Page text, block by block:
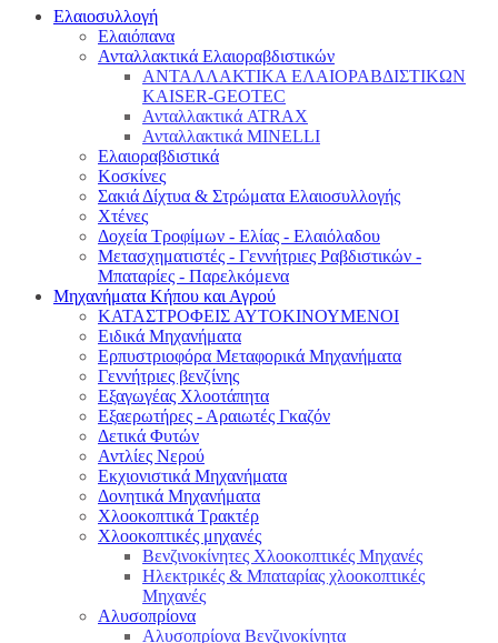
Ελαιοσυλλογή
Ελαιόπανα
Ανταλλακτικά Ελαιοραβδιστικών
ΑΝΤΑΛΛΑΚΤΙΚΑ ΕΛΑΙΟΡΑΒΔΙΣΤΙΚΩΝ
KAISER-GEOTEC
Ανταλλακτικά ATRAX
Ανταλλακτικά MINELLI
Ελαιοραβδιστικά
Κοσκίνες
Σακιά Δίχτυα & Στρώματα Ελαιοσυλλογής
Χτένες
Δοχεία Τροφίμων - Ελίας - Ελαιόλαδου
Μετασχηματιστές - Γεννήτριες Ραβδιστικών -
Μπαταρίες - Παρελκόμενα
Μηχανήματα Κήπου και Αγρού
ΚΑΤΑΣΤΡΟΦΕΙΣ ΑΥΤΟΚΙΝΟΥΜΕΝΟΙ
Ειδικά Μηχανήματα
Eρπυστριοφόρα Μεταφορικά Μηχανήματα
Γεννήτριες βενζίνης
Εξαγωγέας Χλοοτάπητα
Εξαερωτήρες - Αραιωτές Γκαζόν
Δετικά Φυτών
Αντλίες Νερού
Εκχιονιστικά Μηχανήματα
Δονητικά Μηχανήματα
Χλοοκοπτικά Τρακτέρ
Χλοοκοπτικές μηχανές
Βενζινοκίνητες Χλοοκοπτικές Μηχανές
Ηλεκτρικές & Μπαταρίας χλοοκοπτικές
Μηχανές
Αλυσοπρίονα
Αλυσοπρίονα Βενζινοκίνητα